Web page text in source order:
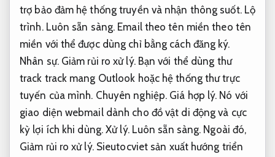
trợ bảo đảm hệ thống truyền và nhận thông suốt. Lộ
trình. Luôn sẵn sàng. Email theo tên miền theo tên
miền với thể được dùng chỉ bằng cách đăng ký.
Nhân sự. Giảm rủi ro xử lý.Bạn với thể dùng thư
track track mang Outlook hoặc hệ thống thư trực
tuyến của mình. Chuyên nghiệp. Giá hợp lý. Nó với
giao diện webmail dành cho đồ vật di động và cực
kỳ lợi ích khi dùng.Xử lý. Luôn sẵn sàng. Ngoài đó,
Giảm rủi ro xử lý.Sieutocviet sản xuất hướng triển